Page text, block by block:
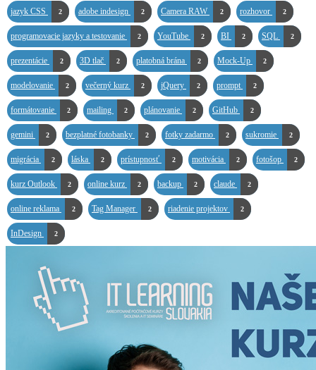
jazyk CSS 2 adobe indesign 2 Camera RAW 2 rozhovor 2
programovacie jazyky a testovanie 2 YouTube 2 BI 2 SQL 2
prezentácie 2 3D tlač 2 platobná brána 2 Mock-Up 2
modelovanie 2 večerný kurz 2 jQuery 2 prompt 2
formátovanie 2 mailing 2 plánovanie 2 GitHub 2
gemini 2 bezplatné fotobanky 2 fotky zadarmo 2 sukromie 2
migrácia 2 láska 2 prístupnosť 2 motivácia 2 fotošop 2
kurz Outlook 2 online kurz 2 backup 2 claude 2
online reklama 2 Tag Manager 2 riadenie projektov 2
InDesign 2